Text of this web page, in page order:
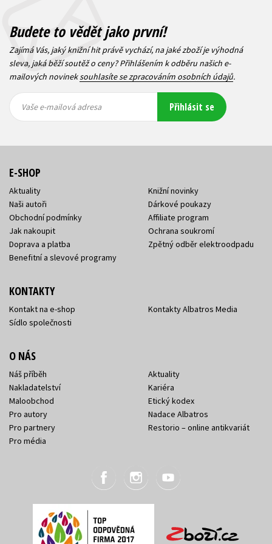
Budete to vědět jako první!
Zajímá Vás, jaký knižní hit právě vychází, na jaké zboží je výhodná
sleva, jaká běží soutěž o ceny? Přihlášením k odběru našich e-
mailových novineksouhlasíte se zpracováním osobních údajů.
mailová
mailová
Vaše e-mailová adresa Přihlásit se
E-SHOP
Aktuality
Naši autoři
Obchodní podmínky
Jak nakoupit
Doprava a platba
Benefitní a slevové programy
Knižní novinky
Dárkové poukazy
Affiliate program
Ochrana soukromí
Zpětný odběr elektroodpadu
KONTAKTY
Kontakt na e-shop
Sídlo společnosti
Kontakty Albatros Media
O NÁS
Náš příběh
Nakladatelství
Maloobchod
Pro autory
Pro partnery
Pro média
Aktuality
Kariéra
Etický kodex
Nadace Albatros
Restorio – online antikvariát